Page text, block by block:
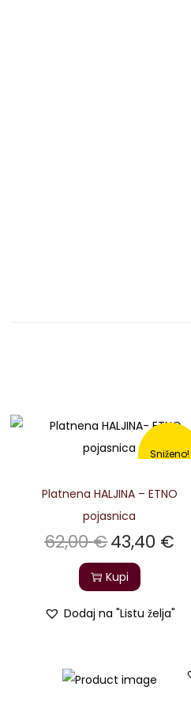
Sniženo!
Platnena HALJINA – ETNO
pojasnica
62,00€43,40 €
Kupi
Dodaj na "Listu želja"